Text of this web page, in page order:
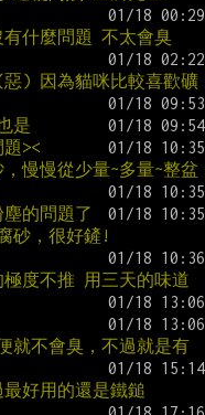
什麼問題 不太會臭
) 因為貓咪比較喜歡礦
是
><
慢慢從少量~多量~整盆
的問題了
砂，很好鏟!
度不推 用三天的味道
就不會臭，不過就是有
好用的還是鐵鎚